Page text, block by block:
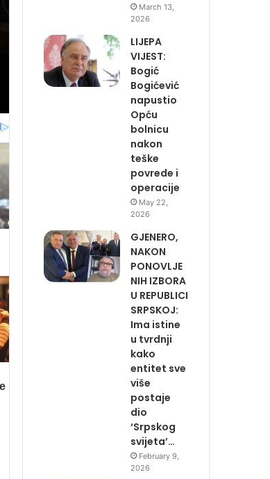
March 13,
2026
LIJEPA
VIJEST:
Bogić
Bogićević
napustio
Opću
bolnicu
nakon
teške
povrede i
operacije
May 22,
2026
GJENERO,
NAKON
PONOVLJE
NIH IZBORA
U REPUBLICI
SRPSKOJ:
Ima istine
u tvrdnji
kako
entitet sve
više
postaje
dio
‘Srpskog
svijeta’…
February 9,
2026